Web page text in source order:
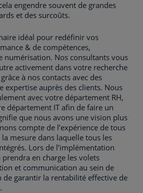
engendre souvent de grandes
et des surcoûts.
idéal pour redéfinir vos
& de compétences,
numérisation. Nos consultants vous
activement dans votre recherche
à nos contacts avec des
expertise auprès des clients. Nous
avec votre département RH,
département IT afin de faire un
que nous avons une vision plus
compte de l’expérience de tous
mesure dans laquelle tous les
Lors de l’implémentation
en charge les volets
et communication au sein de
garantir la rentabilité effective de